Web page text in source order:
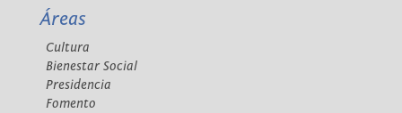
Áreas
Cultura
Bienestar Social
Presidencia
Fomento